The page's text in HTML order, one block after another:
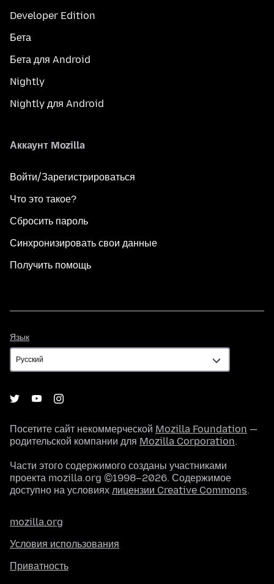
Developer Edition
Бета
Бета для Android
Nightly
Nightly для Android
Аккаунт Mozilla
Войти/Зарегистрироваться
Что это такое?
Сбросить пароль
Синхронизировать свои данные
Получить помощь
Язык
Посетите сайт некоммерческой Mozilla Foundation —
родительской компании для Mozilla Corporation.
Части этого содержимого созданы участниками
проекта mozilla.org ©1998–2026. Содержимое
доступно на условиях лицензии Creative Commons.
mozilla.org
Условия использования
Приватность